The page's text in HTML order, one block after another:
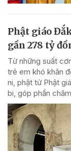
Phật giáo
gần 278 tỷ
Từ những suất
trẻ em khó khăn
ni, phật tử Phật
bi, góp phần